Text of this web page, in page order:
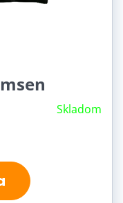
Skladom